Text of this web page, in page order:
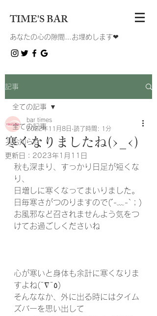
TIME'S BAR
あなたの心の隙間…お埋めします❤︎
記事
全ての記事
お知らせ
全ての記事
寒くなりましたね(>_<)
bar times
2022年11月8日 読了時間: 1分
更新日： 2023年1月11日
秋も深まり、すっかり日足が短くな
り、
日増しに寒くなってまいりました。
日毎寒さがつのりますので(´-﹏-`；)
お風邪など召されませんよう気をつ
けてお過ごしくださいね
心が寒いと身体も余計に寒くなりま
すよね(¯∇¯٥)
そんななか、外に出る時にはタイム
ズバーを思い出して